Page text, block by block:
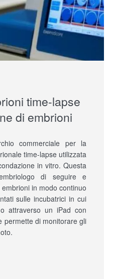
time-lapse
di embrioni
commerciale per la
time-lapse utilizzata
in vitro. Questa
di seguire e
in modo continuo
sulle incubatrici in cui
attraverso un iPad con
permette di monitorare gli